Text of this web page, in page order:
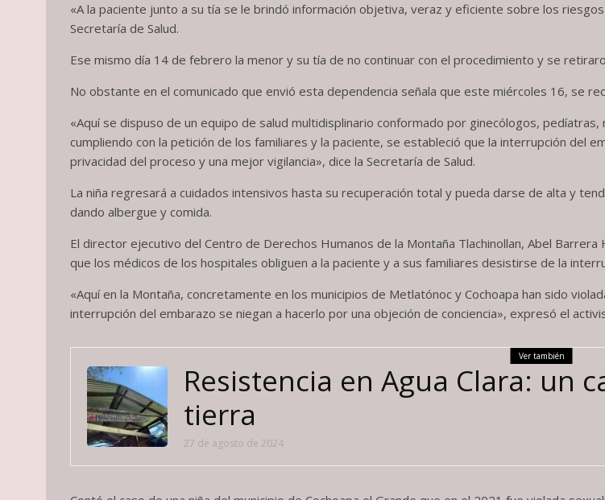
«A la paciente junto a su tía se le brindó información objetiva, veraz y eficiente sobre los
Secretaría de Salud.
Ese mismo día 14 de febrero la menor y su tía de no continuar con el procedimiento y se
No obstante en el comunicado que envió esta dependencia señala que este miércoles 16, se
«Aquí se dispuso de un equipo de salud multidisplinario conformado por ginecólogos,
cumpliendo con la petición de los familiares y la paciente, se estableció que la interrupción del
privacidad del proceso y una mejor vigilancia», dice la Secretaría de Salud.
La niña regresará a cuidados intensivos hasta su recuperación total y pueda darse de alta y
dando albergue y comida.
El director ejecutivo del Centro de Derechos Humanos de la Montaña Tlachinollan, Abel
que los médicos de los hospitales obliguen a la paciente y a sus familiares desistirse de la
«Aquí en la Montaña, concretamente en los municipios de Metlatónoc y Cochoapa han sido
interrupción del embarazo se niegan a hacerlo por una objeción de conciencia», expresó el
Ver también
Resistencia en Agua Clara: un
tierra
27 de agosto de 2024